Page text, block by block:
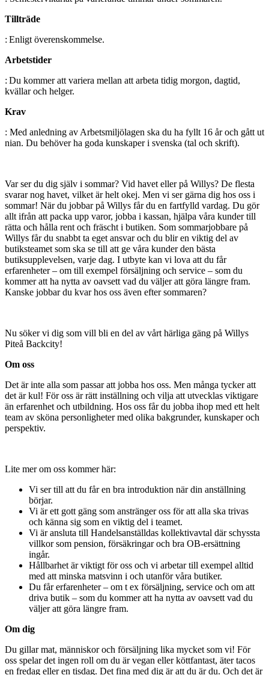
Tillträde
: Enligt överenskommelse.
Arbetstider
: Du kommer att variera mellan att arbeta tidig morgon, dagtid,
kvällar och helger.
Krav
: Med anledning av Arbetsmiljölagen ska du ha fyllt 16 år och gått ut
nian. Du behöver ha goda kunskaper i svenska (tal och skrift).
Var ser du dig själv i sommar? Vid havet eller på Willys? De flesta
svarar nog havet, vilket är helt okej. Men vi ser gärna dig hos oss i
sommar! När du jobbar på Willys får du en fartfylld vardag. Du gör
allt ifrån att packa upp varor, jobba i kassan, hjälpa våra kunder till
rätta och hålla rent och fräscht i butiken. Som sommarjobbare på
Willys får du snabbt ta eget ansvar och du blir en viktig del av
butiksteamet som ska se till att ge våra kunder den bästa
butiksupplevelsen, varje dag. I utbyte kan vi lova att du får
erfarenheter – om till exempel försäljning och service – som du
kommer att ha nytta av oavsett vad du väljer att göra längre fram.
Kanske jobbar du kvar hos oss även efter sommaren?
Nu söker vi dig som vill bli en del av vårt härliga gäng på Willys
Piteå Backcity!
Om oss
Det är inte alla som passar att jobba hos oss. Men många tycker att
det är kul! För oss är rätt inställning och vilja att utvecklas viktigare
än erfarenhet och utbildning. Hos oss får du jobba ihop med ett helt
team av sköna personligheter med olika bakgrunder, kunskaper och
perspektiv.
Lite mer om oss kommer här:
Vi ser till att du får en bra introduktion när din anställning
börjar.
Vi är ett gott gäng som anstränger oss för att alla ska trivas
och känna sig som en viktig del i teamet.
Vi är ansluta till Handelsanställdas kollektivavtal där schyssta
villkor som pension, försäkringar och bra OB-ersättning
ingår.
Hållbarhet är viktigt för oss och vi arbetar till exempel alltid
med att minska matsvinn i och utanför våra butiker.
Du får erfarenheter – om t ex försäljning, service och om att
driva butik – som du kommer att ha nytta av oavsett vad du
väljer att göra längre fram.
Om dig
Du gillar mat, människor och försäljning lika mycket som vi! För
oss spelar det ingen roll om du är vegan eller köttfantast, äter tacos
en fredag eller en tisdag. Det fina med dig är att du är du. Och det är